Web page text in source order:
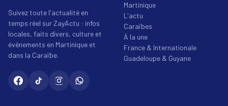
Suivez toute l'actualité en
temps réel sur ZayActu : infos
locales, faits divers, culture et
événements en Martinique et
dans la Caraïbe.
Martinique
L'actu
Caraïbes
À la une
France & Internationale
Guadeloupe & Guyane